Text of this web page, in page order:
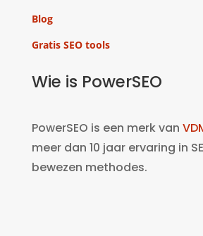
Blog
Gratis SEO tools
Wie is PowerSEO
PowerSEO is een merk van
meer dan 10 jaar ervaring in
bewezen methodes.